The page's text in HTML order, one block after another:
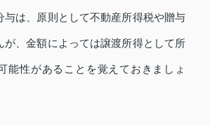
与は、原則として不動産所得税や贈与
が、金額によっては譲渡所得として所
能性があることを覚えておきましょ